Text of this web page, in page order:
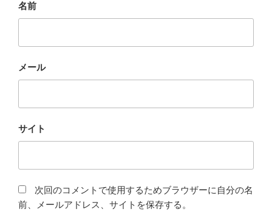
名前
メール
サイト
次回のコメントで使用するためブラウザーに自分の名
前、メールアドレス、サイトを保存する。